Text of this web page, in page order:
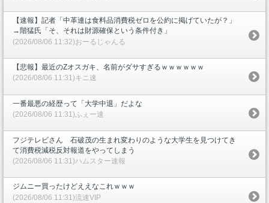
【速報】記者「中革連は食料品消費税ゼロを公約に掲げていたが？」
→階猛氏「そ、それは財源確保という条件付き」
(2026/08/06 11:32)おーるじゃんる
【悲報】最近のZオスガキ、名前がダサすぎるｗｗｗｗｗｗ
(2026/08/06 11:31)キニ速
一番最悪の経歴って「大学中退」だよな
(2026/08/06 11:31)ふぇー速
フジテレビさん 石破茂の生まれ変わりのような大学生を見つけてき
て消費税減税反対報道をやってしまう
(2026/08/06 11:31)ハムスター速報
ジムニー買ったけどええなこれｗｗｗ
(2026/08/06 11:31)流速VIP